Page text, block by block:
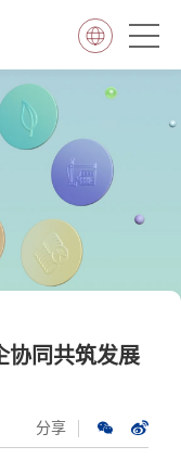
协同共筑发展
分享